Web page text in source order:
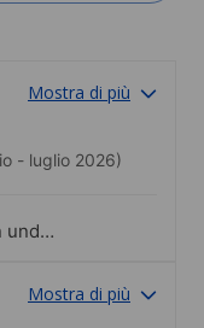
Mostra di più
- luglio 2026)
und
Mostra di più